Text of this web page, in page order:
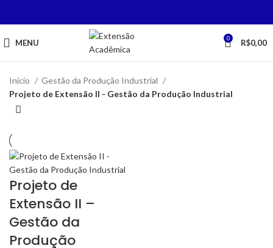
MENU 0 R$0,00
Início
Gestão da Produção Industrial
Projeto de Extensão II - Gestão da Produção Industrial
Projeto de
Extensão II –
Gestão da
Produção